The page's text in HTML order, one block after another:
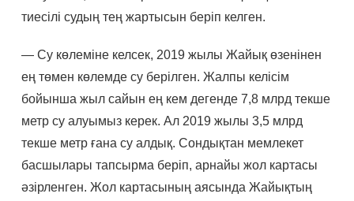
тиесілі судың тең жартысын беріп келген.
— Су көлеміне келсек, 2019 жылы Жайық өзенінен
ең төмен көлемде су берілген. Жалпы келісім
бойынша жыл сайын ең кем дегенде 7,8 млрд текше
метр су алуымыз керек. Ал 2019 жылы 3,5 млрд
текше метр ғана су алдық. Сондықтан мемлекет
басшылары тапсырма беріп, арнайы жол картасы
әзірленген. Жол картасының аясында Жайықтың